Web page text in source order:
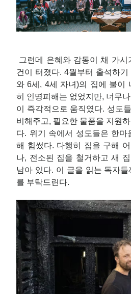
그런데 은혜와 감동이 채 가
건이 터졌다. 4월부터 출석하
와 6세, 4세 자녀)의 집에 불이
히 인명피해는 없었지만, 너무
이 즉각적으로 움직였다. 성도
비해주고, 필요한 물품을 지원
다. 위기 속에서 성도들은 한마
해 힘썼다. 다행히 집을 구해
나, 전소된 집을 철거하고 새
남아 있다. 이 글을 읽는 독자
를 부탁드린다.